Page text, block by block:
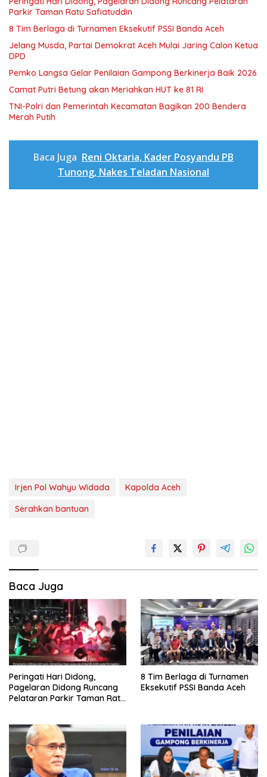
Parkir Taman Ratu Safiatuddin
8 Tim Berlaga di Turnamen Eksekutif PSSI Banda Aceh
Jelang Musda, Partai Demokrat Aceh Mulai Jaring Calon Ketua
DPD
Pemko Langsa Gelar Penilaian Gampong Berkinerja Baik 2026
Camat Putri Betung akan Meriahkan HUT ke 81 RI
TNI-Polri dan Pemerintah Kecamatan Bagikan 200 Bendera
Merah Putih
Baca Juga Reni Oktaria, Kader Posyandu PB
Tunong, Nakes Teladan Nasional
Irjen Pol Wahyu Widada
Kapolda Aceh
Serahkan bantuan
Baca Juga
Peringati Hari Didong,
Pagelaran Didong Runcang
Pelataran Parkir Taman Ratu
8 Tim Berlaga di Turnamen
Eksekutif PSSI Banda Aceh